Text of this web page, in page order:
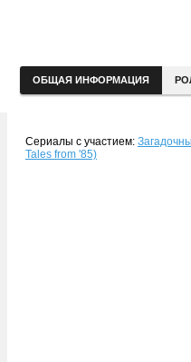
ОБЩАЯ ИНФОРМАЦИЯ
Сериалы с участием:
Tales from '85)